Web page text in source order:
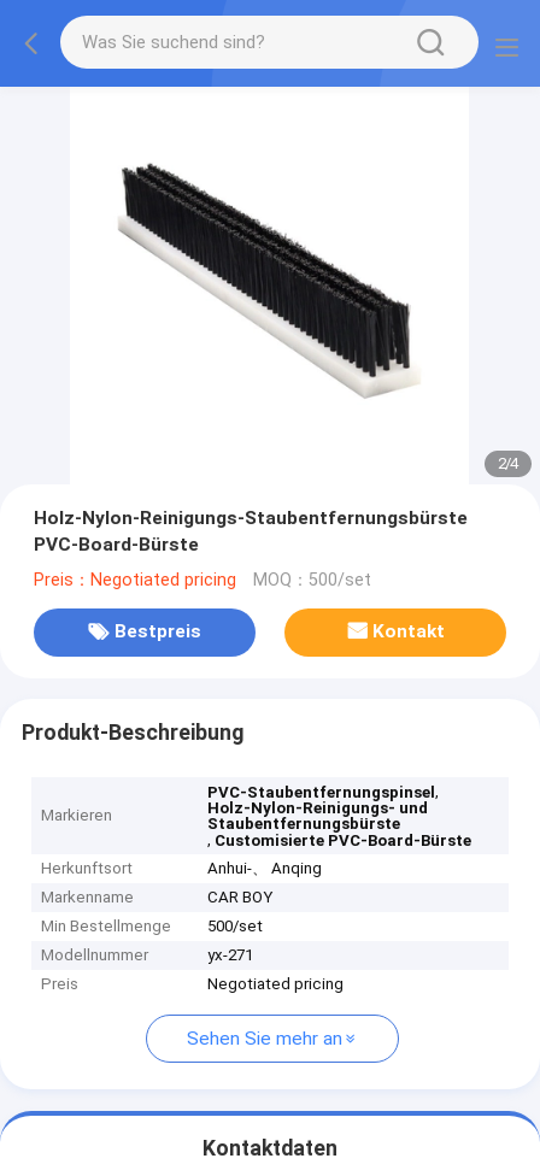
2/4
Holz-Nylon-Reinigungs-Staubentfernungsbürste
PVC-Board-Bürste
Preis：Negotiated pricing MOQ：500/set
Bestpreis Kontakt
Produkt-Beschreibung
Markieren
PVC-Staubentfernungspinsel,
Holz-Nylon-Reinigungs- und
Staubentfernungsbürste
, Customisierte PVC-Board-Bürste
Herkunftsort
Anhui-、 Anqing
Markenname
CAR BOY
Min Bestellmenge
500/set
Modellnummer
yx-271
Preis
Negotiated pricing
Sehen Sie mehr an
Kontaktdaten